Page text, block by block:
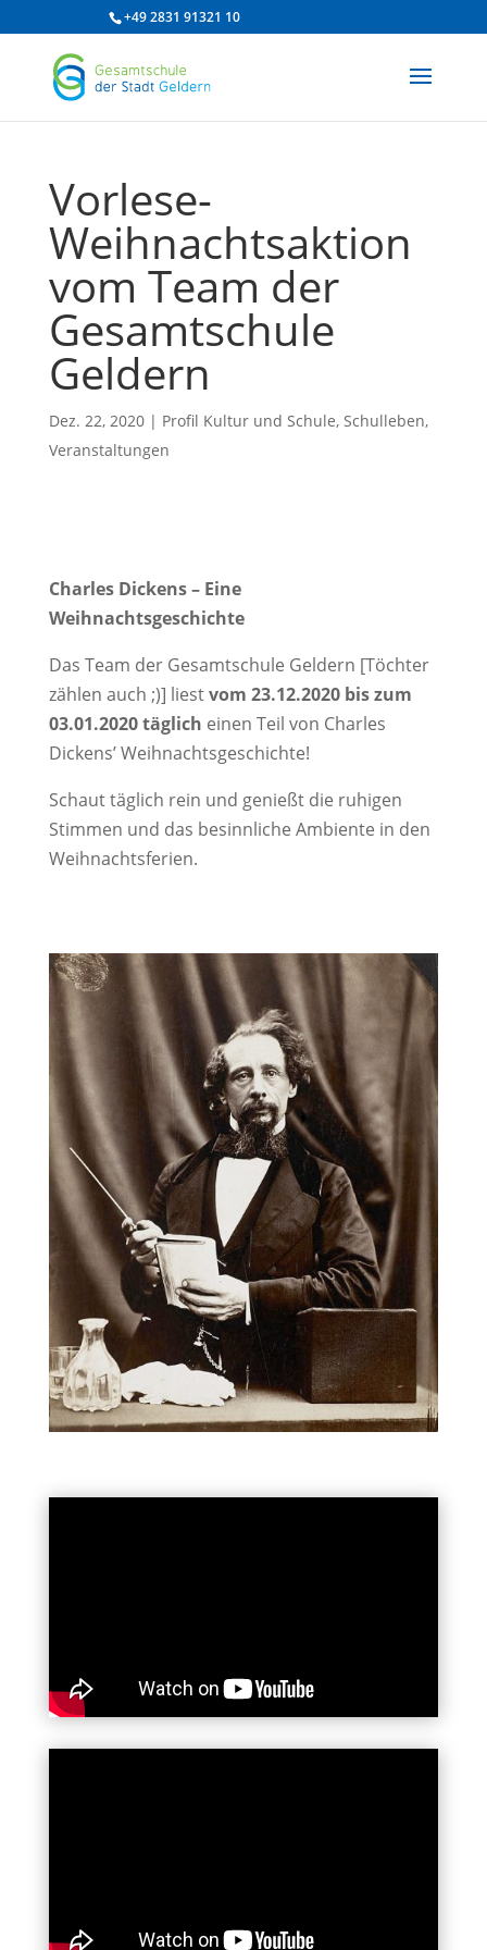
+49 2831 91321 10
Vorlese-
Weihnachtsaktion
vom Team der
Gesamtschule
Geldern
Dez. 22, 2020| Profil Kultur und Schule, Schulleben,
Veranstaltungen
Charles Dickens – Eine
Weihnachtsgeschichte
Das Team der Gesamtschule Geldern [Töchter
zählen auch ;)] liestvom 23.12.2020 bis zum
03.01.2020 täglich einen Teil von Charles
Dickens’ Weihnachtsgeschichte!
Schaut täglich rein und genießt die ruhigen
Stimmen und das besinnliche Ambiente in den
Weihnachtsferien.